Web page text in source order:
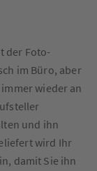
der Foto-
im Büro, aber
wieder an
und ihn
wird Ihr
damit Sie ihn